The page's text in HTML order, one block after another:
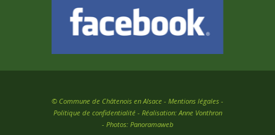
© Commune de Châtenois en Alsace - Mentions légales -
Politique de confidentialité - Réalisation: Anne Vonthron
- Photos: Panoramaweb